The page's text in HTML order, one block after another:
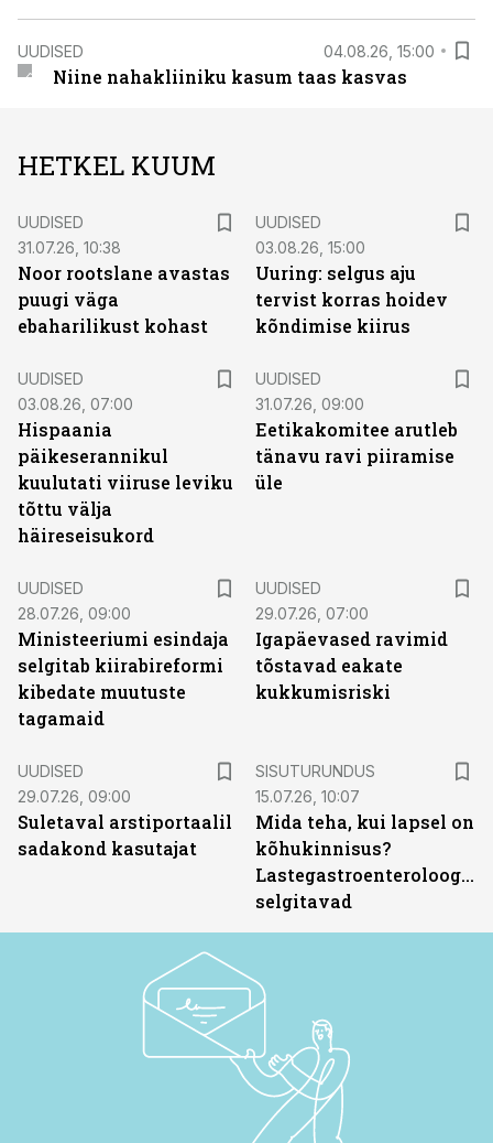
UUDISED 04.08.26, 15:00
Niine nahakliiniku kasum taas kasvas
HETKEL KUUM
UUDISED
31.07.26, 10:38
Noor rootslane avastas
puugi väga
ebaharilikust kohast
UUDISED
03.08.26, 15:00
Uuring: selgus aju
tervist korras hoidev
kõndimise kiirus
UUDISED
03.08.26, 07:00
Hispaania
päikeserannikul
kuulutati viiruse leviku
tõttu välja
häireseisukord
UUDISED
31.07.26, 09:00
Eetikakomitee arutleb
tänavu ravi piiramise
üle
UUDISED
28.07.26, 09:00
Ministeeriumi esindaja
selgitab kiirabireformi
kibedate muutuste
tagamaid
UUDISED
29.07.26, 07:00
Igapäevased ravimid
tõstavad eakate
kukkumisriski
UUDISED
29.07.26, 09:00
Suletaval arstiportaalil
sadakond kasutajat
SISUTURUNDUS
15.07.26, 10:07
Mida teha, kui lapsel on
kõhukinnisus?
Lastegastroenteroloogid
selgitavad